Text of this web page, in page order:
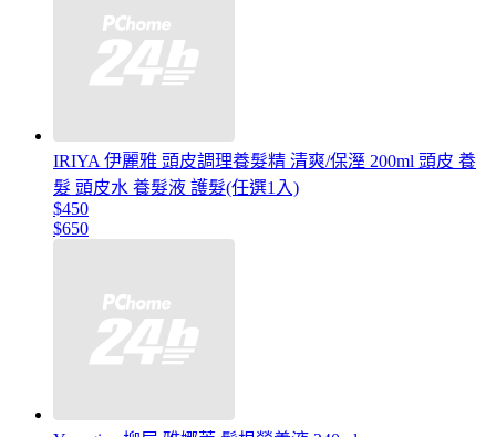
IRIYA 伊麗雅 頭皮調理養髮精 清爽/保溼 200ml 頭皮 養
髮 頭皮水 養髮液 護髮(任選1入)
$450
$650